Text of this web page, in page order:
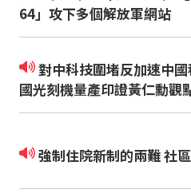
64」攻下多個解放軍網站
對中科技圍堵反加速中國科技自主？！中
國光刻機量產印證黃仁勳觀
強制住院新制的兩難 社